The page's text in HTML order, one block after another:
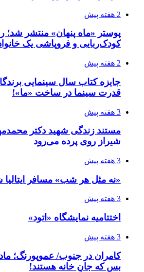
2 هفته پیش
پوستر «ماه پنهان» منتشر شد؛
کودک‌ربایی و فروپاشی یک
2 هفته پیش
جایزه کتاب سال سینمایی
قدرت سینما در ساخت «ما»!
3 هفته پیش
مستند زندگی شهید دکتر
شیراز روی پرده می‌رود
3 هفته پیش
«نه مثل هر شب» مسافر ایتالیا
3 هفته پیش
اختتامیه نمایشگاه «اتود»
3 هفته پیش
کامران در جنوب/ عموپورنگ؛
بس که جانِ خانه هستند!